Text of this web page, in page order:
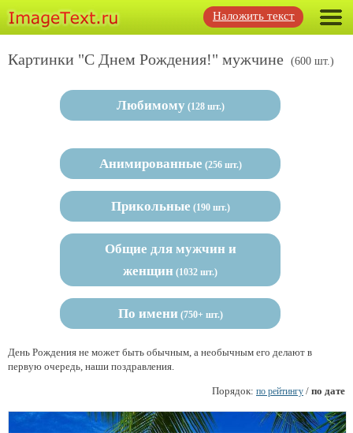
Наложить текст
Картинки "С Днем Рождения!" мужчине (600 шт.)
Любимому (128 шт.)
Анимированные (256 шт.)
Прикольные (190 шт.)
Общие для мужчин и
женщин (1032 шт.)
По имени(750+ шт.)
День Рождения не может быть обычным, а необычным его делают в
первую очередь, наши поздравления.
Порядок: по рейтингу / по дате